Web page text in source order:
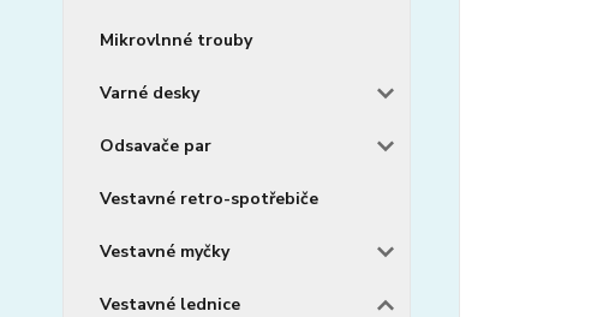
Mikrovlnné trouby
Varné desky
Odsavače par
Vestavné retro-spotřebiče
Vestavné myčky
Vestavné lednice